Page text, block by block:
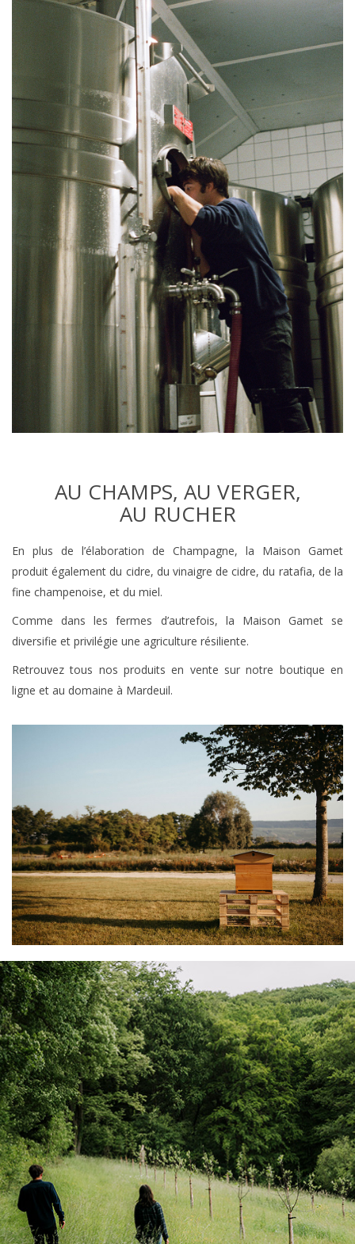
AU CHAMPS, AU VERGER,
AU RUCHER
En plus de l’élaboration de Champagne, la Maison Gamet
produit également du cidre, du vinaigre de cidre, du ratafia, de la
fine champenoise, et du miel.
Comme dans les fermes d’autrefois, la Maison Gamet se
diversifie et privilégie une agriculture résiliente.
Retrouvez tous nos produits en vente sur notre boutique en
ligne et au domaine à Mardeuil.